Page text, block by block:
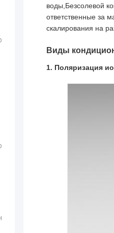
воды,Безсолевой
ответственные за
скалирования на
Виды
1. Поляризация